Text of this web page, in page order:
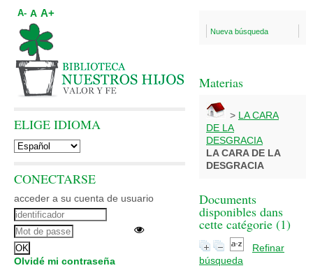
Nueva búsqueda
Materias
> LA CARA
DE LA
DESGRACIA
LA CARA DE LA
DESGRACIA
Documents
disponibles dans
cette catégorie (1)
Refinar
búsqueda
A- A A+
ELIGE IDIOMA
CONECTARSE
acceder a su cuenta de usuario
Olvidé mi contraseña